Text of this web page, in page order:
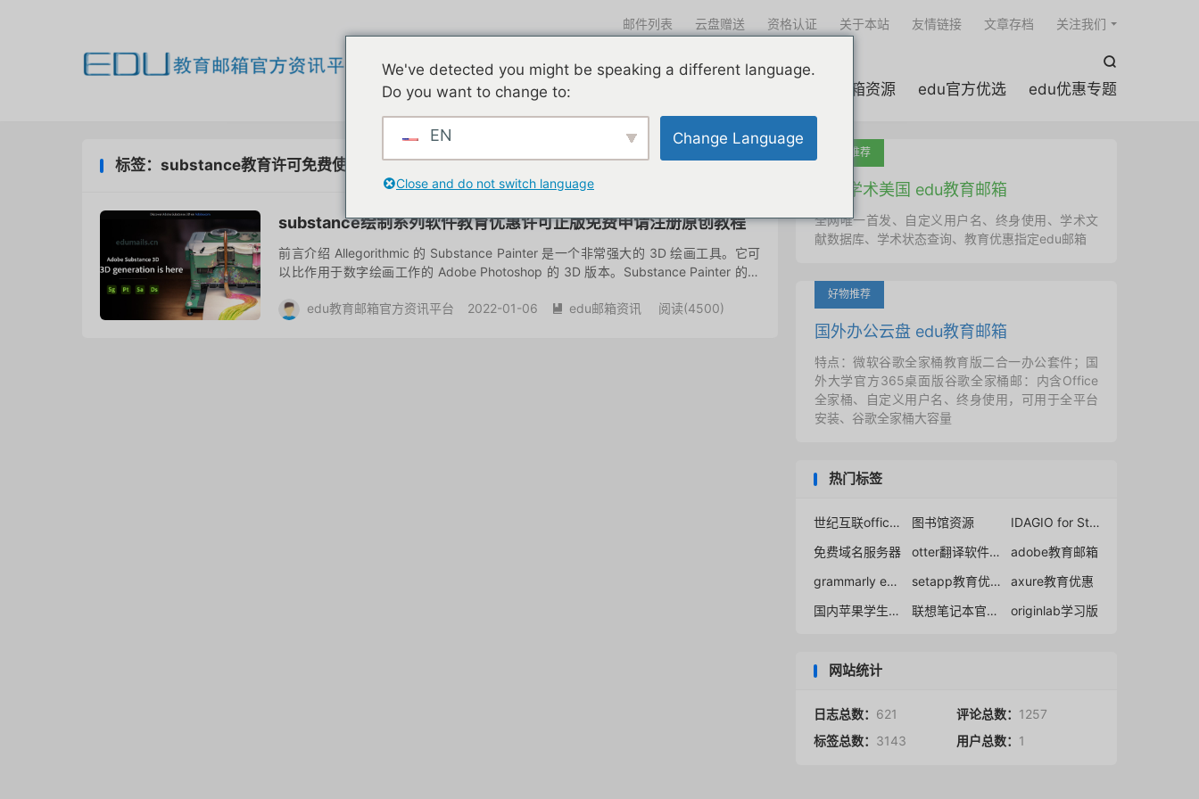
我们一直在努力

edu邮箱申请 edu邮箱资源 edu官方优选 edu优惠专题
邮件列表 云盘赠送 资格认证 关于本站 友情链接 文章存档 关注我们
标签：substance教育许可免费使用1年
substance绘制系列软件教育优惠许可正版免费申请注册原创教程
前言介绍 Allegorithmic 的 Substance Painter 是一个非常强大的 3D 绘画工具。它可
以比作用于数字绘画工作的 Adob​​e Photoshop 的 3D 版本。Substance Painter 的主
edu教育邮箱官方资讯平台
2022-01-06  edu邮箱资讯 阅读(4500)
吐血推荐
国外学术美国 edu教育邮箱
全网唯一首发、自定义用户名、终身使用、学术文
献数据库、学术状态查询、教育优惠指定edu邮箱
好物推荐
国外办公云盘 edu教育邮箱
特点：微软谷歌全家桶教育版二合一办公套件；国
外大学官方365桌面版谷歌全家桶邮：内含Office
全家桶、自定义用户名、终身使用，可用于全平台
安装、谷歌全家桶大容量
热门标签
世纪互联office365 图书馆资源
IDAGIO for Students
免费域名服务器
otter翻译软件白嫖免费
adobe教育邮箱
grammarly education vs premium
setapp教育优惠
axure教育优惠
国内苹果学生折扣
联想笔记本官网学生优惠通道 originlab学习版
网站统计
日志总数： 621 评论总数： 1257
标签总数： 3143 用户总数： 1
We've detected you might be speaking a different language.
Do you want to change to:
EN Change Language
Close and do not switch language